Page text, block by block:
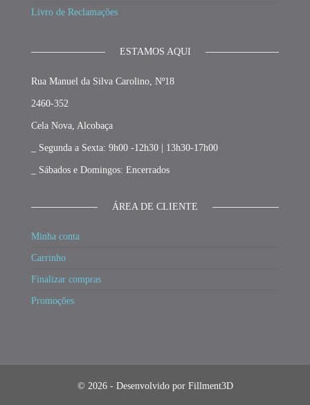
Livro de Reclamações
ESTAMOS AQUI
Rua Manuel da Silva Carolino, Nº18
2460-352
Cela Nova, Alcobaça
_ Segunda a Sexta: 9h00 -12h30 | 13h30-17h00
_ Sábados e Domingos: Encerrados
ÁREA DE CLIENTE
Minha conta
Carrinho
Finalizar compras
Promoções
© 2026 - Desenvolvido por Fillment3D